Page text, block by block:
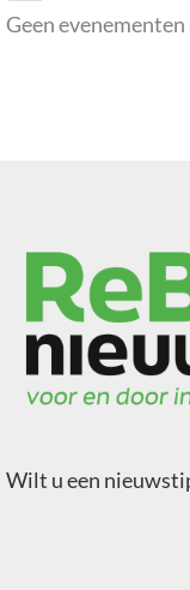
Geen
Wilt u een